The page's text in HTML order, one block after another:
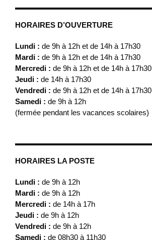
HORAIRES D’OUVERTURE
Lundi : de 9h à 12h et de 14h à 17h30
Mardi : de 9h à 12h et de 14h à 17h30
Mercredi : de 9h à 12h et de 14h à 17h30
Jeudi : de 14h à 17h30
Vendredi : de 9h à 12h et de 14h à 17h30
Samedi : de 9h à 12h
(fermée pendant les vacances scolaires)
HORAIRES LA POSTE
Lundi : de 9h à 12h
Mardi : de 9h à 12h
Mercredi : de 14h à 17h
Jeudi : de 9h à 12h
Vendredi : de 9h à 12h
Samedi : de 08h30 à 11h30